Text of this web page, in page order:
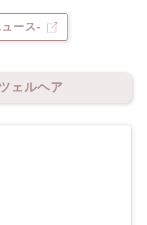
ース-
ェルヘア